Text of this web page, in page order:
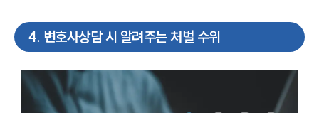
4. 변호사상담 시 알려주는 처벌 수위